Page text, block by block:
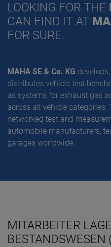
LOOKING FOR THE
CAN FIND IT AT
FOR SURE.
MAHA SE & Co. KG
distributes vehicle test
as systems for exhaust gas
across all vehicle categories.
networked test and
automobile manufacturers,
garages worldwide.
MITARBEITER